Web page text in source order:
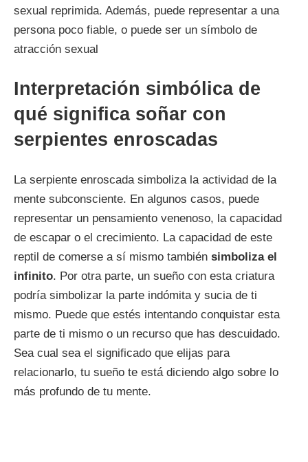
sexual reprimida. Además, puede representar a una
persona poco fiable, o puede ser un símbolo de
atracción sexual
Interpretación simbólica de
qué significa soñar con
serpientes enroscadas
La serpiente enroscada simboliza la actividad de la
mente subconsciente. En algunos casos, puede
representar un pensamiento venenoso, la capacidad
de escapar o el crecimiento. La capacidad de este
reptil de comerse a sí mismo también simboliza el
infinito. Por otra parte, un sueño con esta criatura
podría simbolizar la parte indómita y sucia de ti
mismo. Puede que estés intentando conquistar esta
parte de ti mismo o un recurso que has descuidado.
Sea cual sea el significado que elijas para
relacionarlo, tu sueño te está diciendo algo sobre lo
más profundo de tu mente.